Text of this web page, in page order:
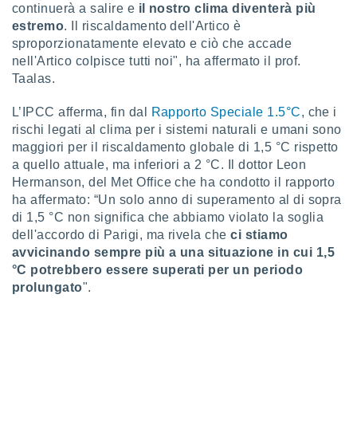
della
creare
profili
per
degli
continuerà a salire e il nostro clima diventerà più
estremo. Il riscaldamento dell'Artico è
sproporzionatamente elevato e ciò che accade
nell'Artico colpisce tutti noi", ha affermato il prof.
Taalas.
L’IPCC afferma, fin dal Rapporto Speciale 1.5°C, che i
rischi legati al clima per i sistemi naturali e umani sono
maggiori per il riscaldamento globale di 1,5 °C rispetto
a quello attuale, ma inferiori a 2 °C. Il dottor Leon
Hermanson, del Met Office che ha condotto il rapporto
ha affermato: “Un solo anno di superamento al di sopra
di 1,5 °C non significa che abbiamo violato la soglia
dell'accordo di Parigi, ma rivela checi stiamo
avvicinando sempre più a una situazione in cui 1,5
°C potrebbero essere superati per un periodo
prolungato".